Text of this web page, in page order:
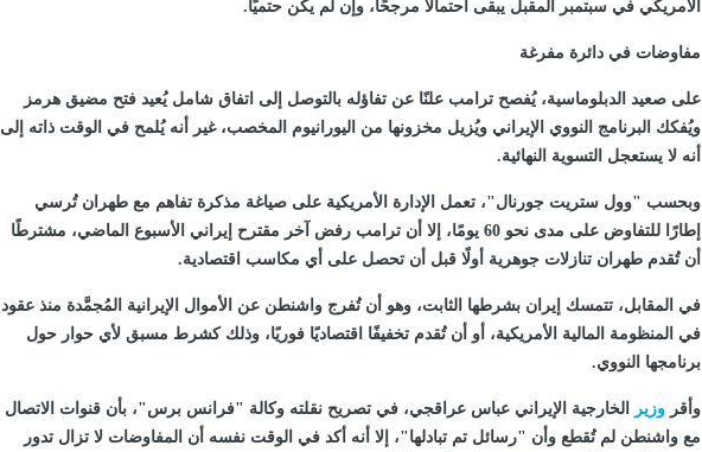
الأمريكي في سبتمبر المقبل يبقى احتمالًا مرجحًا، وإن لم يكن حتميًا.
مفاوضات في دائرة مفرغة
على صعيد الدبلوماسية، يُفصح ترامب علنًا عن تفاؤله بالتوصل إلى اتفاق شامل يُعيد فتح مضيق هرمز
ويُفكك البرنامج النووي الإيراني ويُزيل مخزونها من اليورانيوم المخصب، غير أنه يُلمح في الوقت ذاته إلى
أنه لا يستعجل التسوية النهائية.
وبحسب "وول ستريت جورنال"، تعمل الإدارة الأمريكية على صياغة مذكرة تفاهم مع طهران تُرسي
إطارًا للتفاوض على مدى نحو 60 يومًا، إلا أن ترامب رفض آخر مقترح إيراني الأسبوع الماضي، مشترطًا
أن تُقدم طهران تنازلات جوهرية أولًا قبل أن تحصل على أي مكاسب اقتصادية.
في المقابل، تتمسك إيران بشرطها الثابت، وهو أن تُفرج واشنطن عن الأموال الإيرانية المُجمَّدة منذ عقود
في المنظومة المالية الأمريكية، أو أن تُقدم تخفيفًا اقتصاديًا فوريًا، وذلك كشرط مسبق لأي حوار حول
برنامجها النووي.
وأقر وزير
الخارجية الإيراني عباس عراقجي، في تصريح نقلته وكالة "فرانس برس"، بأن قنوات الاتصال
مع واشنطن لم تُقطع وأن "رسائل تم تبادلها"، إلا أنه أكد في الوقت نفسه أن المفاوضات لا تزال تدور